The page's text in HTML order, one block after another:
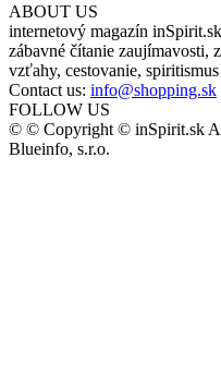
ABOUT US
internetový magazín
zábavné čítanie zaujímavosti,
vzťahy, cestovanie, spiritismus
Contact us: info@shopping.sk
FOLLOW US
© © Copyright © inSpirit.sk
Blueinfo, s.r.o.